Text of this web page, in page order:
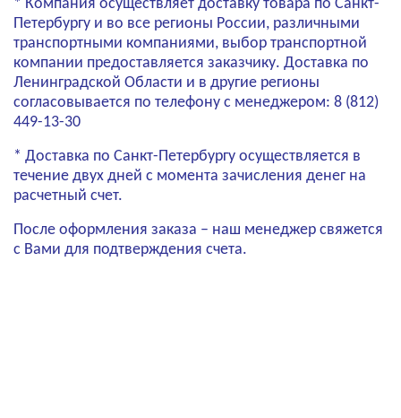
* Компания осуществляет доставку товара по Санкт-
Петербургу и во все регионы России, различными
транспортными компаниями, выбор транспортной
компании предоставляется заказчику. Доставка по
Ленинградской Области и в другие регионы
согласовывается по телефону с менеджером: 8 (812)
449-13-30
* Доставка по Санкт-Петербургу осуществляется в
течение двух дней с момента зачисления денег на
расчетный счет.
После оформления заказа – наш менеджер свяжется
с Вами для подтверждения счета.